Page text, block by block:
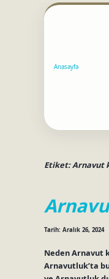
Anasayfa
Etiket:Arnavut
Tarih: Aralık 26, 2024
Neden Arnavut
Arnavutluk’ta